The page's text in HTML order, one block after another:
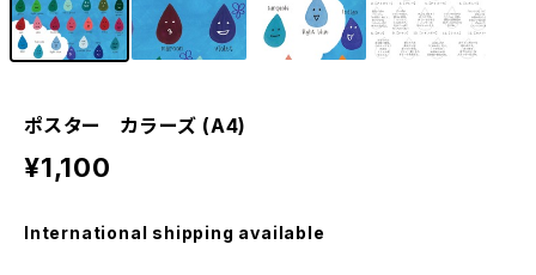
ポスター カラーズ (A4)
¥1,100
International shipping available